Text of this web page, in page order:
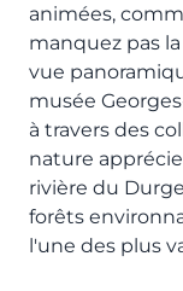
animées,
manquez pas
vue
musée
à travers des
nature
rivière du
forêts
l'une des plus